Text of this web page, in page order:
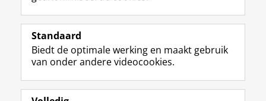
Volg de RUG
F
a
e
b
o
L
i
k
e
I
R
S
-
f
e
I
n
t
r
Y
o
T
e
Studiekiezers
Alumni
Standaard
Biedt de optimale werking en maakt gebruik
van onder andere videocookies.